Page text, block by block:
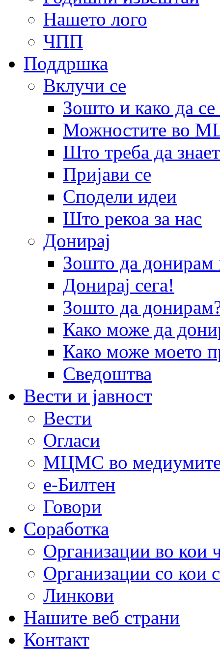
Нашето лого
ЧПП
Поддршка
Вклучи се
Зошто и како да
Можностите во
Што треба да
Пријави се
Сподели идеи
Што рекоа за нас
Донирај
Зошто да
Донирај сега!
Зошто да
Како може да
Како може моето
Сведоштва
Вести и јавност
Вести
Огласи
МЦМС во
е-Билтен
Говори
Соработка
Организации во кои
Организации со кои
Линкови
Нашите веб страни
Контакт